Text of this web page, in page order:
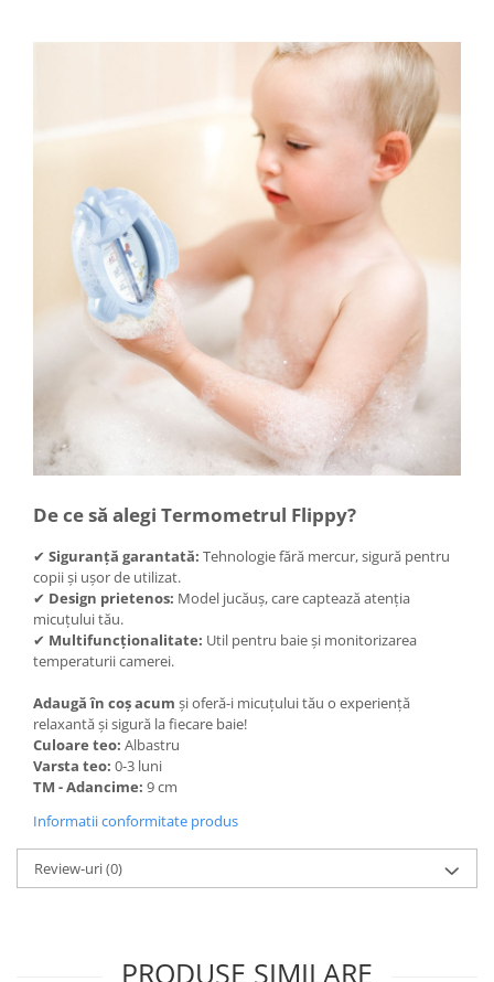
De ce să alegi Termometrul Flippy?
✔ Siguranță garantată: Tehnologie fără mercur, sigură pentru
copii și ușor de utilizat.
✔ Design prietenos: Model jucăuș, care captează atenția
micuțului tău.
✔ Multifuncționalitate: Util pentru baie și monitorizarea
temperaturii camerei.
Adaugă în coș acum și oferă-i micuțului tău o experiență
relaxantă și sigură la fiecare baie!
Culoare teo: Albastru
Varsta teo: 0-3 luni
TM - Adancime: 9 cm
Informatii conformitate produs
Review-uri(0)
PRODUSE SIMILARE